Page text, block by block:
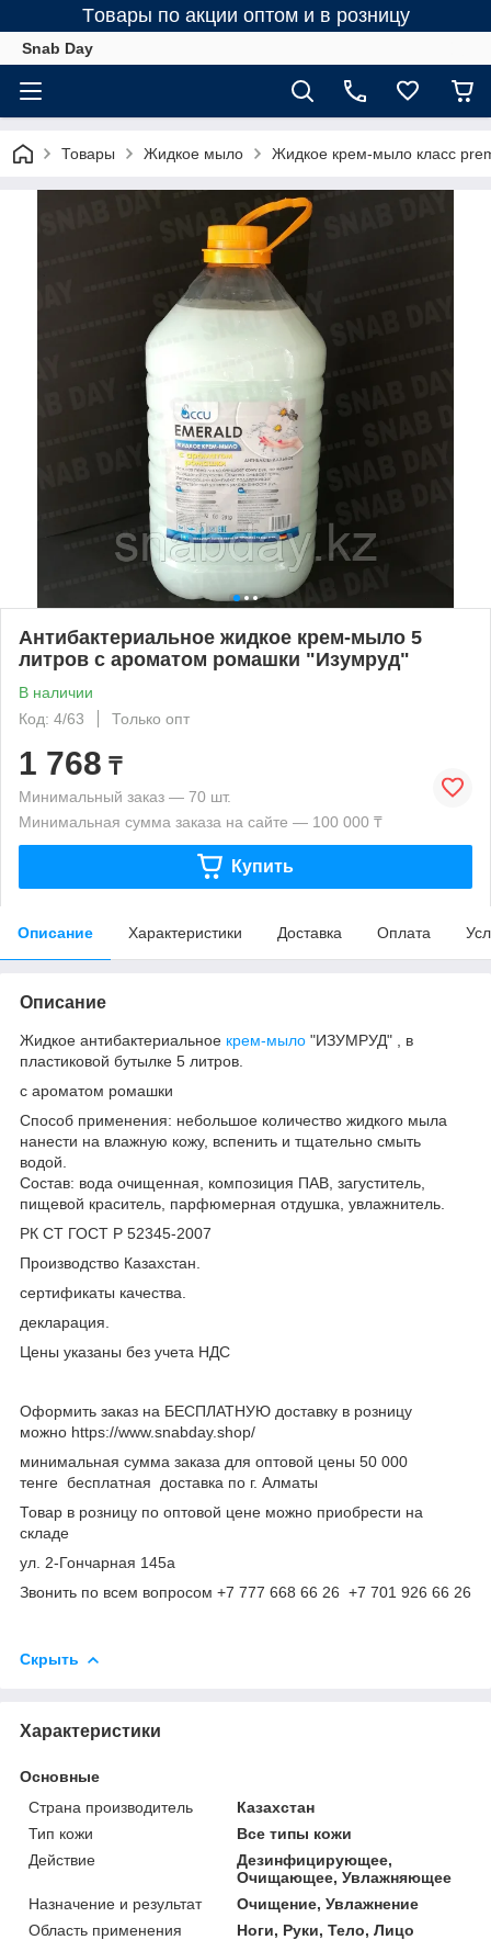
Tовары по акции оптом и в розницу
Snab Day
Товары Жидкое мыло Жидкое крем-мыло класс
Антибактериальное жидкое крем-мыло 5
литров с ароматом ромашки "Изумруд"
В наличии
Код: 4/63
Только опт
1 768 ₸
Минимальный заказ — 70 шт.
Минимальная сумма заказа на сайте — 100 000 ₸
Купить
Описание Характеристики Доставка Оплата
Описание
Жидкое антибактериальное крем-мыло "ИЗУМРУД" , в
пластиковой бутылке 5 литров.
с ароматом ромашки
Способ применения: небольшое количество жидкого мыла
нанести на влажную кожу, вспенить и тщательно смыть
водой.
Состав: вода очищенная, композиция ПАВ, загуститель,
пищевой краситель, парфюмерная отдушка, увлажнитель.
РК СТ ГОСТ Р 52345-2007
Производство Казахстан.
сертификаты качества.
декларация.
Цены указаны без учета НДС
Оформить заказ на БЕСПЛАТНУЮ доставку в розницу
можно https://www.snabday.shop/
минимальная сумма заказа для оптовой цены 50 000
тенге бесплатная доставка по г. Алматы
Товар в розницу по оптовой цене можно приобрести на
складе
ул. 2-Гончарная 145а
Звонить по всем вопросом +7 777 668 66 26 +7 701 926 66 26
Скрыть
Характеристики
Основные
Страна производитель
Казахстан
Тип кожи
Все типы кожи
Действие
Дезинфицирующее,
Очищающее, Увлажняющее
Назначение и результат
Очищение, Увлажнение
Область применения
Ноги, Руки, Тело, Лицо